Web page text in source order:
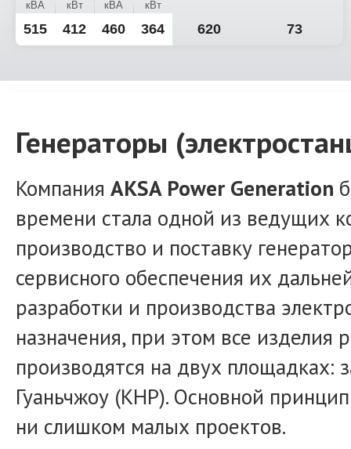
кВА
кВт кВА кВт
515 412 460 364 620 73
Генераторы
Компания AKSA Power Generation
времени стала одной из ведущих
производство и поставку
сервисного обеспечения их
разработки и производства
назначения, при этом все
производятся на двух площадках:
Гуаньчжоу (КНР). Основной
ни слишком малых проектов.